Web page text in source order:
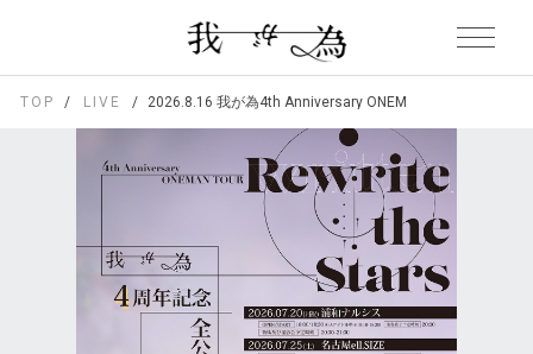
TOP LIVE 2026.8.16 我が為4th Anniversary ONEMAN TOUR「